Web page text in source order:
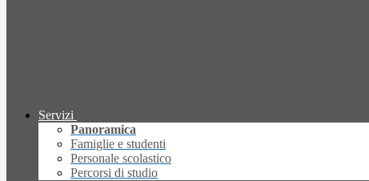
Servizi
Panoramica
Famiglie e studenti
Personale scolastico
Percorsi di studio